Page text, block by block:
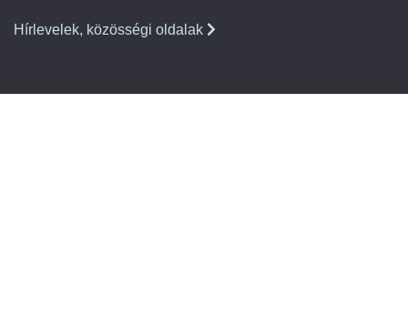
Hírlevelek, közösségi oldalak